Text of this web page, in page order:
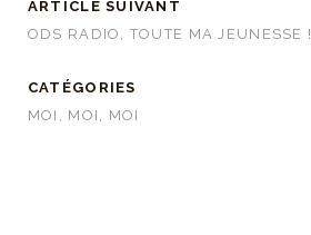
ARTICLE SUIVANT
ODS RADIO, TOUTE MA JEUNESSE !
CATÉGORIES
MOI, MOI, MOI